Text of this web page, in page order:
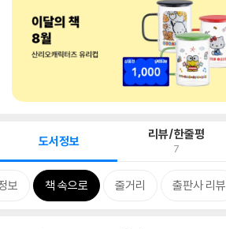
도서정보 리뷰/한줄평
7
보 책 속으로 줄거리 출판사 리뷰